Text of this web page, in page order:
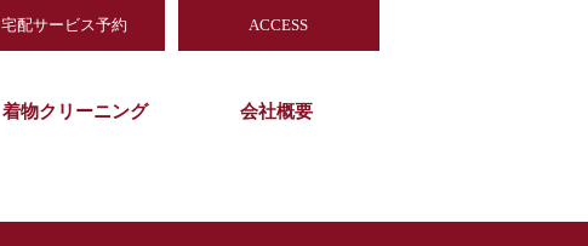
宅配サービス予約 ACCESS
着物クリーニング 会社概要